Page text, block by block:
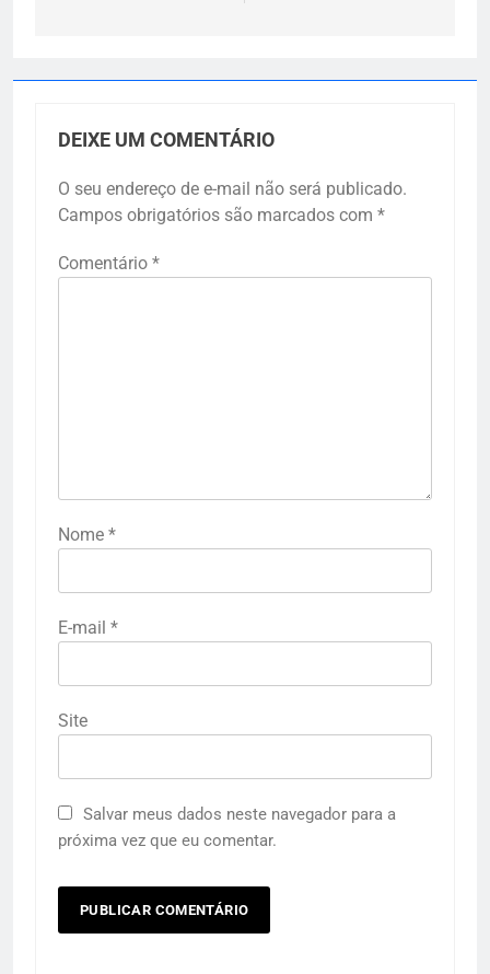
DEIXE UM COMENTÁRIO
O seu endereço de e-mail não será publicado.
Campos obrigatórios são marcados com *
Comentário *
Nome *
E-mail *
Site
Salvar meus dados neste navegador para a
próxima vez que eu comentar.